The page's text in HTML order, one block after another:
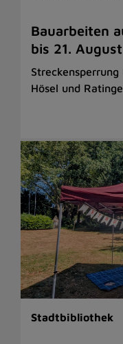
Bauarbeiten
bis 21. August
Hösel und
Stadtbibliothek